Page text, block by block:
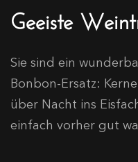
Geeiste
Sie sind ein
Bonbon-Ersatz:
über Nacht ins
einfach vorher gut